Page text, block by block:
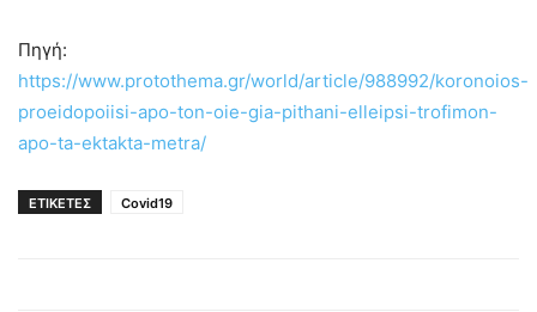
Πηγή:
https://www.protothema.gr/world/article/988992/koronoios-
proeidopoiisi-apo-ton-oie-gia-pithani-elleipsi-trofimon-
apo-ta-ektakta-metra/
ΕΤΙΚΕΤΕΣ Covid19